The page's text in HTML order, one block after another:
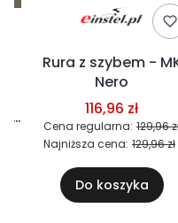
Rura z szybem -
Nero
116,96 zł
Cena regularna: 129,96
Najniższa cena: 129,96 zł
Do koszyka